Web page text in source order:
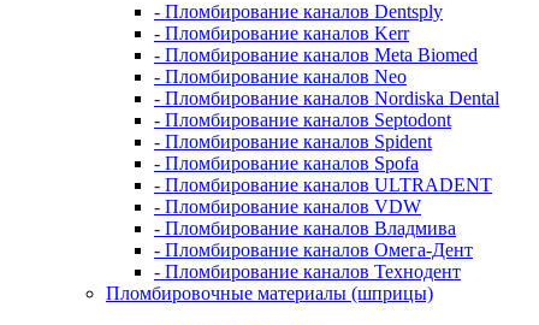
- Пломбирование каналов Dentsply
- Пломбирование каналов Kerr
- Пломбирование каналов Meta Biomed
- Пломбирование каналов Neo
- Пломбирование каналов Nordiska Dental
- Пломбирование каналов Septodont
- Пломбирование каналов Spident
- Пломбирование каналов Spofa
- Пломбирование каналов ULTRADENT
- Пломбирование каналов VDW
- Пломбирование каналов Владмива
- Пломбирование каналов Омега-Дент
- Пломбирование каналов Технодент
Пломбировочные материалы (шприцы)